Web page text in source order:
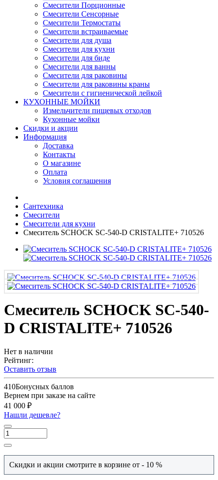
Смесители Порционные
Смесители Сенсорные
Смесители Термостаты
Смесители встраиваемые
Смесители для душа
Смесители для кухни
Смесители для биде
Смесители для ванны
Смесители для раковины
Смесители для раковины краны
Смесители с гигиенической лейкой
КУХОННЫЕ МОЙКИ
Измельчители пищевых отходов
Кухонные мойки
Скидки и акции
Информация
Доставка
Контакты
О магазине
Оплата
Условия соглашения
Сантехника
Смесители
Смесители для кухни
Смеситель SCHOCK SC-540-D CRISTALITE+ 710526
Смеситель SCHOCK SC-540-
D CRISTALITE+ 710526
Нет в наличии
Рейтинг:
Оставить отзыв
410Бонусных баллов
Вернем при заказе на сайте
41 000 ₽
Нашли дешевле?
Скидки и акции смотрите в корзине от - 10 %